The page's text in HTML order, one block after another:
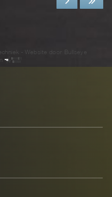
- Website door
Bullseye